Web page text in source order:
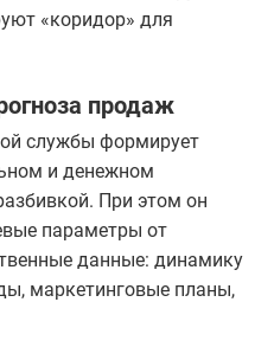
«коридор» для
продаж
службы формирует
и денежном
При этом он
параметры от
данные: динамику
маркетинговые планы,